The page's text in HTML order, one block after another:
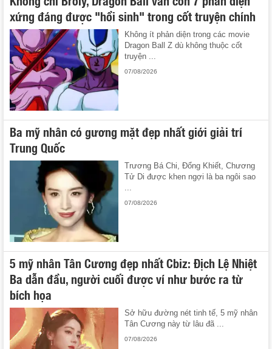
xứng đáng được "hồi sinh" trong cốt truyện chính
Không ít phản diện trong các movie
Dragon Ball Z dù không thuộc cốt
truyện ...
07/08/2026
Ba mỹ nhân có gương mặt đẹp nhất giới giải trí
Trung Quốc
Trương Bá Chi, Đổng Khiết, Chương
Tử Di được khen ngợi là ba ngôi sao
07/08/2026
5 mỹ nhân Tân Cương đẹp nhất Cbiz: Địch Lệ Nhiệt
Ba dẫn đầu, người cuối được ví như bước ra từ
bích họa
Sở hữu đường nét tinh tế, 5 mỹ nhân
Tân Cương này từ lâu đã ...
07/08/2026